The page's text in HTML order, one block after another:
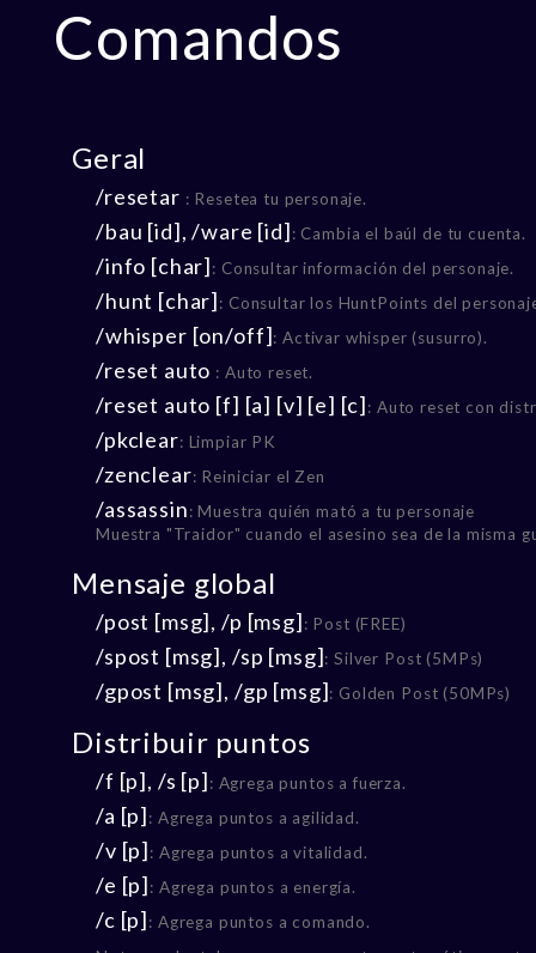
Comandos
Geral
/resetar : Resetea tu personaje.
/bau [id], /ware [id]: Cambia el baúl de tu cuenta.
/info [char]: Consultar información del personaje.
/hunt [char]: Consultar los HuntPoints del
/whisper [on/off]: Activar whisper (susurro).
/reset auto : Auto reset.
/reset auto [f] [a] [v] [e] [c]: Auto reset con
/pkclear: Limpiar PK
/zenclear: Reiniciar el Zen
/assassin: Muestra quién mató a tu personaje
Muestra "Traidor" cuando el asesino sea de la misma
Mensaje global
/post [msg], /p [msg]: Post (FREE)
/spost [msg], /sp [msg]: Silver Post (5MPs)
/gpost [msg], /gp [msg]: Golden Post (50MPs)
Distribuir puntos
/f [p], /s [p]: Agrega puntos a fuerza.
/a [p]: Agrega puntos a agilidad.
/v [p]: Agrega puntos a vitalidad.
/e [p]: Agrega puntos a energía.
/c [p]: Agrega puntos a comando.